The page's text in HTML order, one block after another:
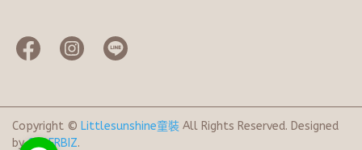
Copyright © Littlesunshine童裝 All Rights Reserved. Designed
byCYBERBIZ.